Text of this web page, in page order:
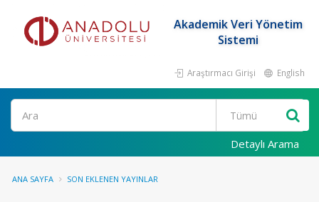
Akademik Veri Yönetim
Sistemi
Araştırmacı Girişi English
Ara
Detaylı Arama
ANA SAYFA SON EKLENEN YAYINLAR